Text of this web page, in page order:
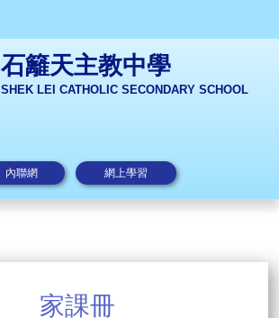
石籬天主教中學
SHEK LEI CATHOLIC SECONDARY SCHOOL
內聯網 網上學習
家課冊